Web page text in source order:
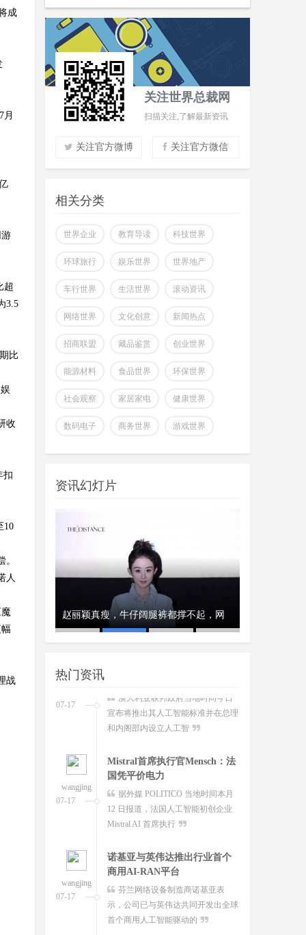
成
超
3.5
比
收
扣
10
人
战
关注世界总裁网
扫描关注,了解最新资讯
关注官方微博 关注官方微信
掌握市场风云动态
改变你所看到的世界
相关分类
世界企业 教育导读 科技世界
环球旅行 娱乐世界 世界地产
车行世界 生活世界 滚动资讯
网络世界 文化创意 新闻热点
招商联盟 藏品鉴赏 创业世界
能源材料 食品世界 环保世界
社会观察 家居家电 健康世界
数码电子 商务世界 游戏世界
资讯幻灯片
典和美 赵丽颖真瘦，牛仔阔腿裤都撑不起，网
热门资讯
全球首个可变形个人机器人，
上纬新材今日官宣，全球首个可
登场。据介绍，上纬新
这个月会有多款国产重量级大模
型发布，除了DeepSeek V4正式版之
外，最受关注的当属月
澳大利亚将推出其人工智能标
准并在政府内设
澳大利亚联邦政府当地时间今日
Mistral首席执行官Mensch：法
国凭平价电力
12 日报道，法国人工智能初创企业
Mistral AI 首席执行
诺基亚与英伟达推出行业首个
商用AI-RAN平台
示，公司已与英伟达共同开发出全球
首个商用人工智能驱动的
谷歌Google Vids新增数字分身
功能：你也可